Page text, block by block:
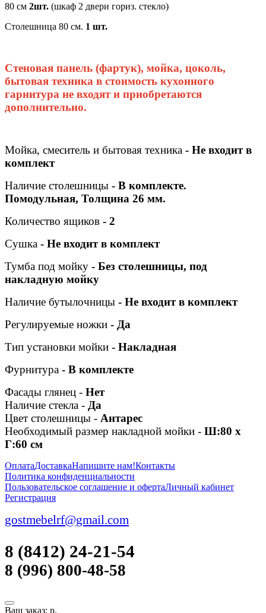
80 см 2шт. (шкаф 2 двери гориз. стекло)
Столешница 80 см. 1 шт.
Стеновая панель (фартук), мойка, цоколь,
бытовая техника в стоимость кухонного
гарнитура не входят и приобретаются
дополнительно.
Мойка, смеситель и бытовая техника - Не входит в
комплект
Наличие столешницы - В комплекте.
Помодульная, Толщина 26 мм.
Количество ящиков - 2
Сушка - Не входит в комплект
Тумба под мойку - Без столешницы, под
накладную мойку
Наличие бутылочницы - Не входит в комплект
Регулируемые ножки - Да
Тип установки мойки - Накладная
Фурнитура - В комплекте
Фасады глянец - Нет
Наличие стекла - Да
Цвет столешницы - Антарес
Необходимый размер накладной мойки - Ш:80 x
Г:60 см
ОплатаДоставкаНапишите нам!Контакты
Политика конфиденциальности
Пользовательское соглашение и офертаЛичный кабинет
Регистрация
gostmebelrf@gmail.com
8 (8412) 24-21-54
8 (996) 800-48-58
Ваш заказ: р.